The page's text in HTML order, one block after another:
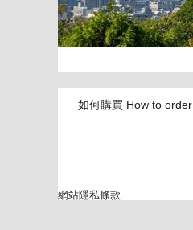
如何購買 How to order
網站隱私條款